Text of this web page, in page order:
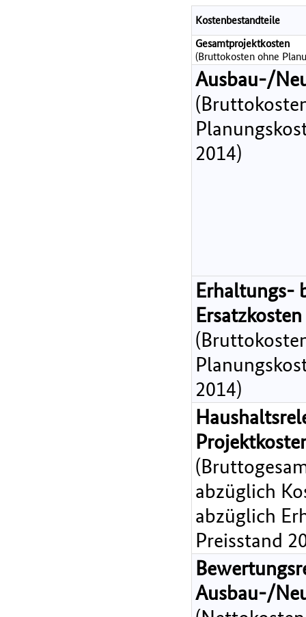
Kostenbestandteile
Gesamtprojektkosten
(Bruttokosten ohne
Ausbau-/
2014)
Erhaltungs-
Ersatzkosten
2014)
abzüglich
abzüglich
Preisstand
Ausbau-/